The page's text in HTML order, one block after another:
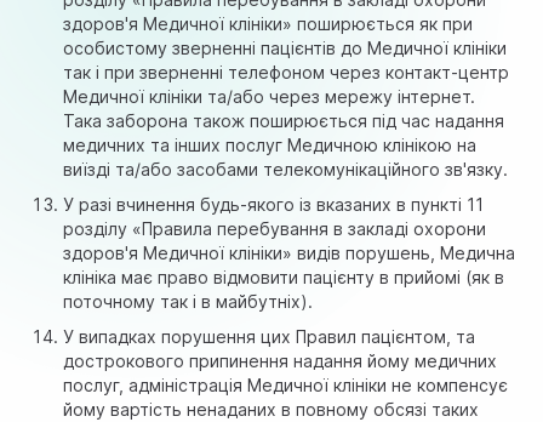
здоров'я Медичної клініки» поширюється як при
особистому зверненні пацієнтів до Медичної клініки
так і при зверненні телефоном через контакт-центр
Медичної клініки та/або через мережу інтернет.
Така заборона також поширюється під час надання
медичних та інших послуг Медичною клінікою на
виїзді та/або засобами телекомунікаційного зв'язку.
У разі вчинення будь-якого із вказаних в пункті 11
розділу «Правила перебування в закладі охорони
здоров'я Медичної клініки» видів порушень, Медична
клініка має право відмовити пацієнту в прийомі (як в
поточному так і в майбутніх).
У випадках порушення цих Правил пацієнтом, та
дострокового припинення надання йому медичних
послуг, адміністрація Медичної клініки не компенсує
йому вартість ненаданих в повному обсязі таких